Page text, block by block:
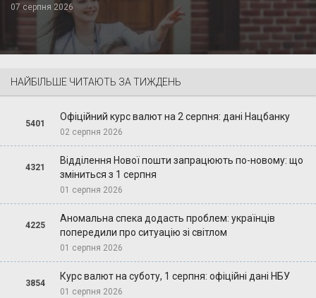
07 серпня 2026
НАЙБІЛЬШЕ ЧИТАЮТЬ ЗА ТИЖДЕНЬ
5401
Офіційний курс валют на 2 серпня: дані Нацбанку
02 серпня 2026
4321
Відділення Нової пошти запрацюють по-новому: що
зміниться з 1 серпня
01 серпня 2026
4225
Аномальна спека додасть проблем: українців
попередили про ситуацію зі світлом
01 серпня 2026
3854
Курс валют на суботу, 1 серпня: офіційні дані НБУ
01 серпня 2026